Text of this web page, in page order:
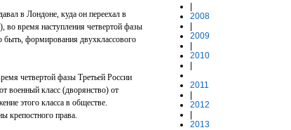
в Лондоне, куда он переехал в
во время наступления четвертой фазы
формирования двухклассового
четвертой фазы Третьей России
военный класс (дворянство) от
этого класса в обществе.
крепостного права.
2008
2009
2010
2011
2012
2013